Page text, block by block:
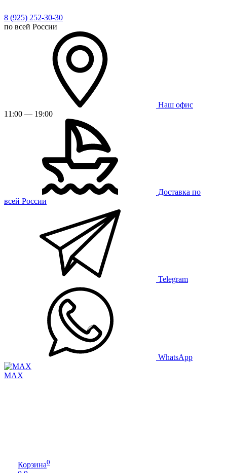
8 (925) 252-30-30
по всей России
Наш офис
11:00 — 19:00
Доставка по
всей России
Telegram
WhatsApp
MAX
Корзина0